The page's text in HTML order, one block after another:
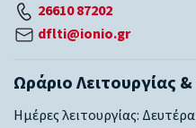
26610 87202
dflti@ionio.gr
Ωράριο Λειτουργίας
Ημέρες λειτουργίας: